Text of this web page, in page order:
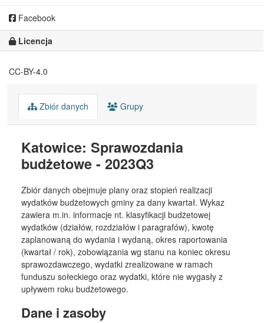
Facebook
Licencja
CC-BY-4.0
Zbiór danych Grupy
Katowice: Sprawozdania
budżetowe - 2023Q3
Zbiór danych obejmuje plany oraz stopień realizacji
wydatków budżetowych gminy za dany kwartał. Wykaz
zawiera m.in. informacje nt. klasyfikacji budżetowej
wydatków (działów, rozdziałów i paragrafów), kwotę
zaplanowaną do wydania i wydaną, okres raportowania
(kwartał / rok), zobowiązania wg stanu na koniec okresu
sprawozdawczego, wydatki zrealizowane w ramach
funduszu sołeckiego oraz wydatki, które nie wygasły z
upływem roku budżetowego.
Dane i zasoby